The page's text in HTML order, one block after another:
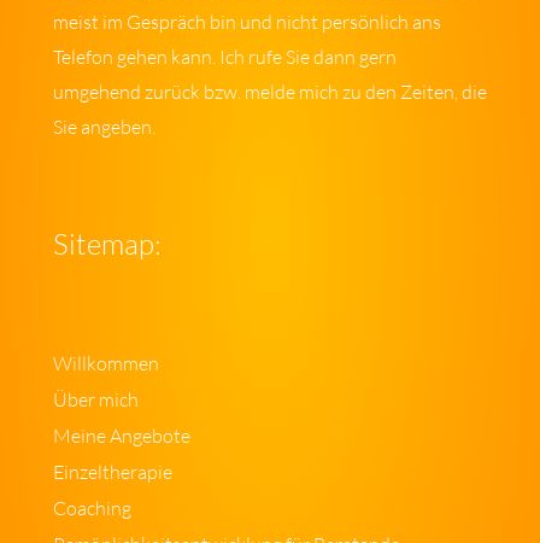
meist im Gespräch bin und nicht persönlich ans
Telefon gehen kann. Ich rufe Sie dann gern
umgehend zurück bzw. melde mich zu den Zeiten, die
Sie angeben.
Sitemap:
Willkommen
Über mich
Meine Angebote
Einzeltherapie
Coaching